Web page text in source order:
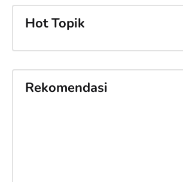
Hot Topik
Rekomendasi